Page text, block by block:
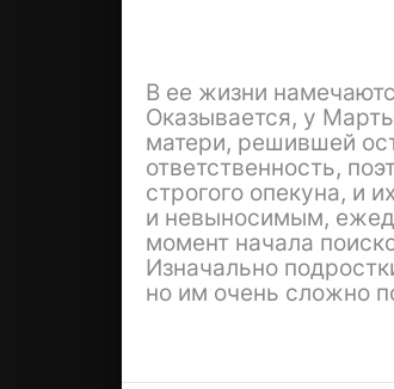
В ее жизни
Оказывается, у
матери, решившей
ответственность,
строгого опекуна, и
и невыносимым,
момент начала
Изначально
но им очень сложно